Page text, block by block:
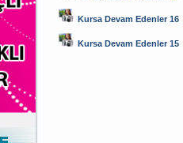
Kursa Devam Edenler 16
Kursa Devam Edenler 15